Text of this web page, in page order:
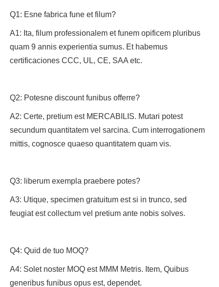
Q1: Esne fabrica fune et filum?
A1: Ita, filum professionalem et funem opificem pluribus
quam 9 annis experientia sumus. Et habemus
certificaciones CCC, UL, CE, SAA etc.
Q2: Potesne discount funibus offerre?
A2: Certe, pretium est MERCABILIS. Mutari potest
secundum quantitatem vel sarcina. Cum interrogationem
mittis, cognosce quaeso quantitatem quam vis.
Q3: liberum exempla praebere potes?
A3: Utique, specimen gratuitum est si in trunco, sed
feugiat est collectum vel pretium ante nobis solves.
Q4: Quid de tuo MOQ?
A4: Solet noster MOQ est MMM Metris. Item, Quibus
generibus funibus opus est, dependet.